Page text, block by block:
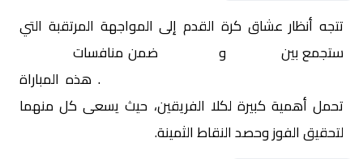
تتجه أنظار عشاق كرة القدم إلى المواجهة المرتقبة التي
ستجمع بين
و ضمن منافسات
. هذه المباراة
تحمل أهمية كبيرة لكلا الفريقين، حيث يسعى كل منهما
لتحقيق الفوز وحصد النقاط الثمينة.